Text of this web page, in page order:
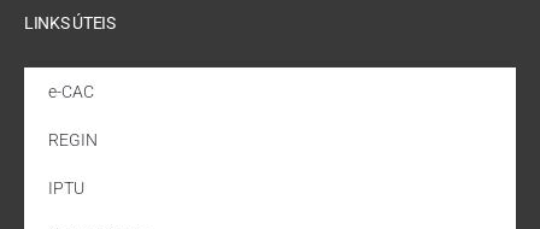
LINKS ÚTEIS
e-CAC
REGIN
IPTU